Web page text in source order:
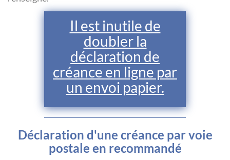
Il est inutile de
doubler la
déclaration de
créance en ligne par
un envoi papier.
Déclaration d'une créance par voie
postale en recommandé